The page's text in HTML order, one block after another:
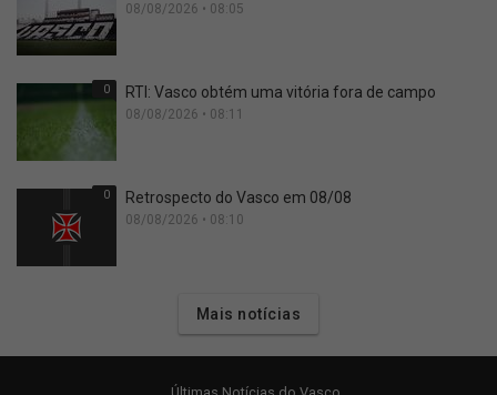
08/08/2026 • 08:05
0 RTI: Vasco obtém uma vitória fora de campo
08/08/2026 • 08:11
0 Retrospecto do Vasco em 08/08
08/08/2026 • 08:10
Mais notícias